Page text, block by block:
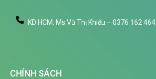
KD HCM: Ms.Vũ Thị Khiếu – 0376 162 464
CHÍNH SÁCH